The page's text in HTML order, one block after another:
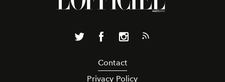
Contact
Privacy Policy